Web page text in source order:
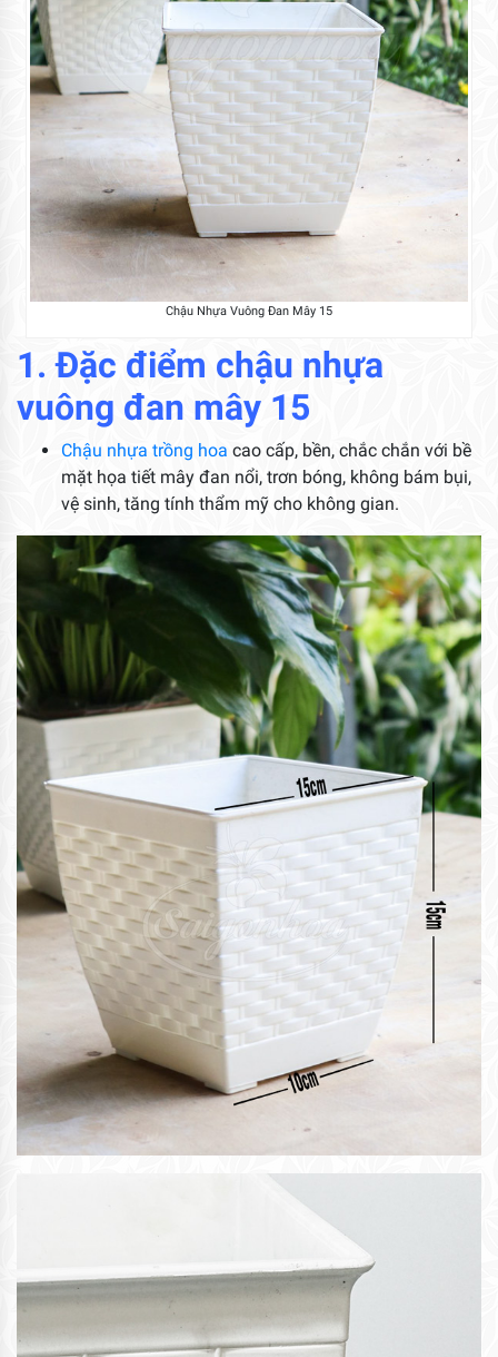
Chậu Nhựa Vuông Đan Mây 15
1. Đặc điểm chậu nhựa
vuông đan mây 15
Chậu nhựa trồng hoa cao cấp, bền, chắc chắn với bề
mặt họa tiết mây đan nổi, trơn bóng, không bám bụi,
vệ sinh, tăng tính thẩm mỹ cho không gian.